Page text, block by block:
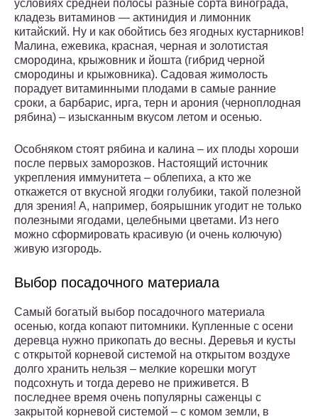
условиях средней полосы разные сорта винограда,
кладезь витаминов — актинидия и лимонник
китайский. Ну и как обойтись без ягодных кустарников!
Малина, ежевика, красная, черная и золотистая
смородина, крыжовник и йошта (гибрид черной
смородины и крыжовника). Садовая жимолость
порадует витаминными плодами в самые ранние
сроки, а барбарис, ирга, терн и арония (черноплодная
рябина) – изысканным вкусом летом и осенью.
Особняком стоят рябина и калина – их плоды хороши
после первых заморозков. Настоящий источник
укрепления иммунитета – облепиха, а кто же
откажется от вкусной ягодки голубики, такой полезной
для зрения! А, например, боярышник угодит не только
полезными ягодами, целебными цветами. Из него
можно сформировать красивую (и очень колючую)
живую изгородь.
Выбор посадочного материала
Самый богатый выбор посадочного материала
осенью, когда копают питомники. Купленные с осени
деревца нужно прикопать до весны. Деревья и кусты
с открытой корневой системой на открытом воздухе
долго хранить нельзя – мелкие корешки могут
подсохнуть и тогда дерево не приживется. В
последнее время очень популярны саженцы с
закрытой корневой системой – с комом земли, в